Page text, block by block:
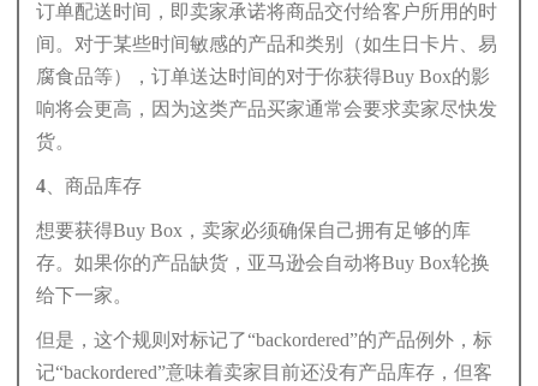
订单配送时间，即卖家承诺将商品交付给客户所用的时
间。对于某些时间敏感的产品和类别（如生日卡片、易
腐食品等），订单送达时间的对于你获得Buy Box的影
响将会更高，因为这类产品买家通常会要求卖家尽快发
货。
4、商品库存
想要获得Buy Box，卖家必须确保自己拥有足够的库
存。如果你的产品缺货，亚马逊会自动将Buy Box轮换
给下一家。
但是，这个规则对标记了“backordered”的产品例外，标
记“backordered”意味着卖家目前还没有产品库存，但客